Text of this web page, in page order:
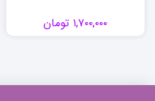
۱,۷۰۰,۰۰۰ تومان